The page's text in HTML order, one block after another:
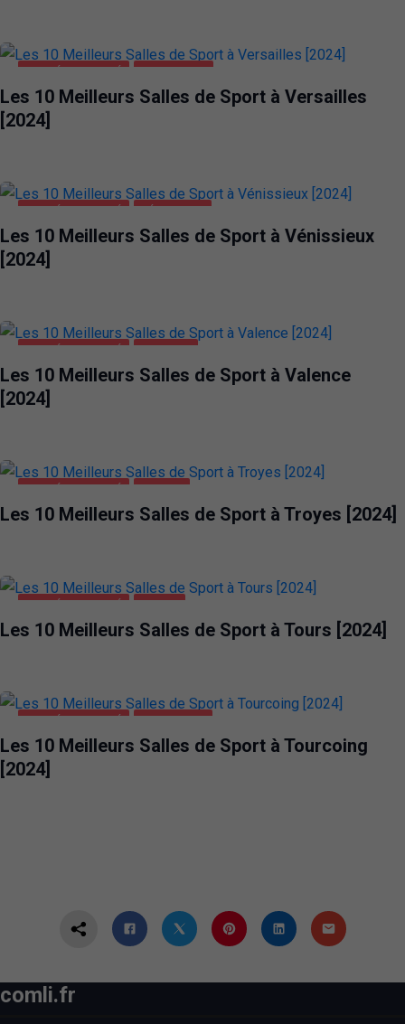
Les 10 Meilleurs Salles de Sport à Versailles
[2024]
Les 10 Meilleurs Salles de Sport à Vénissieux
[2024]
Les 10 Meilleurs Salles de Sport à Valence
[2024]
Les 10 Meilleurs Salles de Sport à Troyes [2024]
Les 10 Meilleurs Salles de Sport à Tours [2024]
Les 10 Meilleurs Salles de Sport à Tourcoing
[2024]
comli.fr